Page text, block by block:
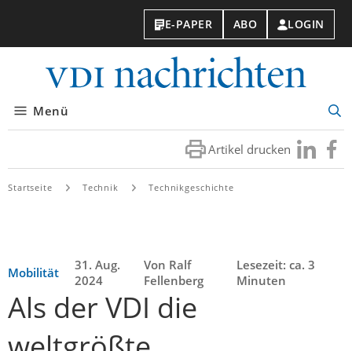
E-PAPER ABO LOGIN
Menü
Artikel drucken Besuchen
Sie
Sie
Startseite Technik Technikgeschichte
Mobilität
31. Aug.
2024
Von Ralf
Fellenberg
Lesezeit: ca. 3
Minuten
Als der VDI die